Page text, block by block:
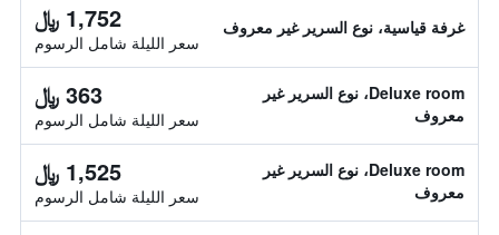
غرفة قياسية، نوع السرير غير معروف 1,752 ﷼
سعر الليلة شامل الرسوم
Deluxe room، نوع السرير غير
معروف
363 ﷼
سعر الليلة شامل الرسوم
Deluxe room، نوع السرير غير
معروف
1,525 ﷼
سعر الليلة شامل الرسوم